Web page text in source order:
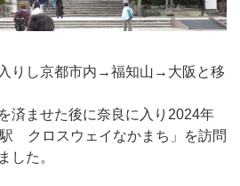
りし京都市内→福知山→大阪と移
済ませた後に奈良に入り2024年
クロスウェイなかまち」を訪問
した。